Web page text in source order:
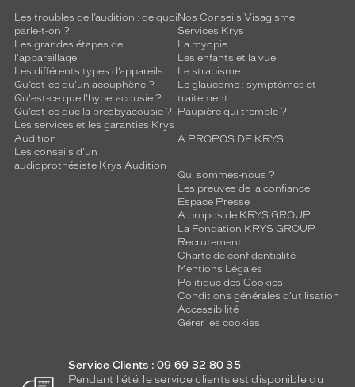
Les troubles de l’audition : de quoi
parle-t-on ?
Les grandes étapes de
l'appareillage
Les différents types d’appareils
Qu’est-ce qu'un acouphène ?
Qu'est-ce que l'hyperacousie ?
Qu’est-ce que la presbyacousie ?
Les services et les garanties Krys
Audition
Les conseils d'un
audioprothésiste Krys Audition
Nos Conseils Visagisme
Services Krys
La myopie
Les enfants et la vue
Le strabisme
Le glaucome : symptômes et
traitement
Paupière qui tremble ?
A PROPOS DE KRYS
Qui sommes-nous ?
Les preuves de la confiance
Espace Presse
A propos de KRYS GROUP
La Fondation KRYS GROUP
Recrutement
Charte de confidentialité
Mentions Légales
Politique des Cookies
Conditions générales d'utilisation
Accessibilité
Gérer les cookies
Service Clients : 09 69 32 80 35
Pendant l'été, le service clients est disponible du